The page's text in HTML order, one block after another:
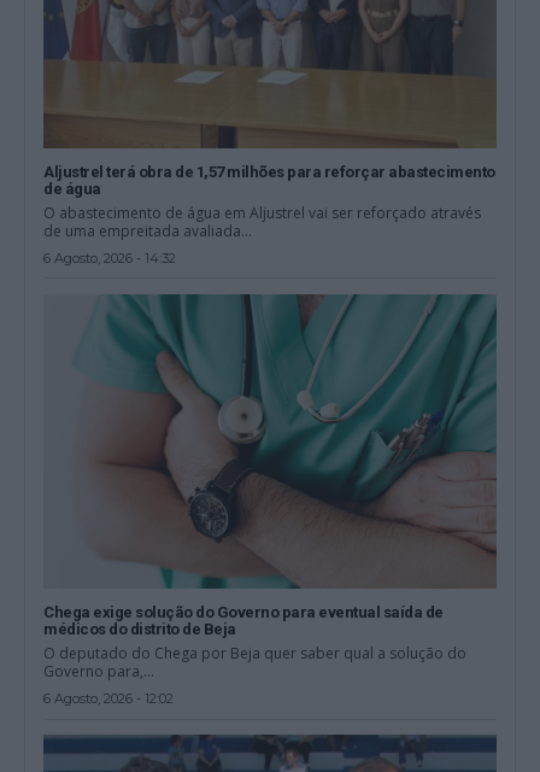
Aljustrel terá obra de 1,57 milhões para reforçar abastecimento
de água
O abastecimento de água em Aljustrel vai ser reforçado através
de uma empreitada avaliada...
6 Agosto, 2026 - 14:32
Chega exige solução do Governo para eventual saída de
médicos do distrito de Beja
O deputado do Chega por Beja quer saber qual a solução do
Governo para,...
6 Agosto, 2026 - 12:02